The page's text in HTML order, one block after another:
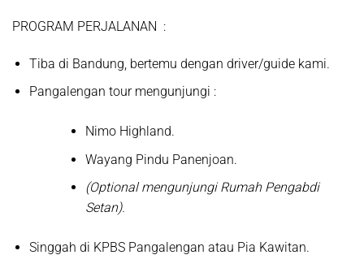
PROGRAM PERJALANAN :
Tiba di Bandung, bertemu dengan driver/guide kami.
Pangalengan tour mengunjungi :
Nimo Highland.
Wayang Pindu Panenjoan.
(Optional mengunjungi Rumah Pengabdi
Setan).
Singgah di KPBS Pangalengan atau Pia Kawitan.